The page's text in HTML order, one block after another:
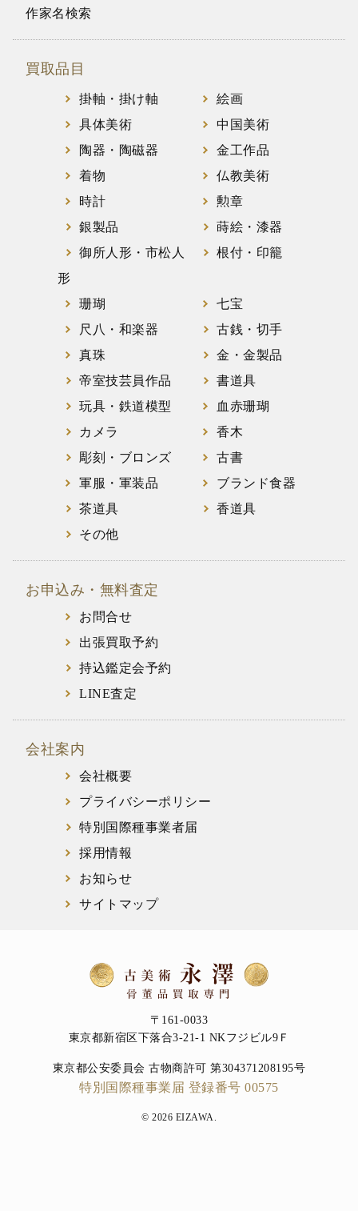
作家名検索
買取品目
掛軸・掛け軸
絵画
具体美術
中国美術
陶器・陶磁器
金工作品
着物
仏教美術
時計
勲章
銀製品
蒔絵・漆器
御所人形・市松人
形
根付・印籠
珊瑚
七宝
尺八・和楽器
古銭・切手
真珠
金・金製品
帝室技芸員作品
書道具
玩具・鉄道模型
血赤珊瑚
カメラ
香木
彫刻・ブロンズ
古書
軍服・軍装品
ブランド食器
茶道具
香道具
その他
お申込み・無料査定
お問合せ
出張買取予約
持込鑑定会予約
LINE査定
会社案内
会社概要
プライバシーポリシー
特別国際種事業者届
採用情報
お知らせ
サイトマップ
〒161-0033
東京都新宿区下落合3-21-1 NKフジビル9Ｆ
東京都公安委員会 古物商許可 第304371208195号
特別国際種事業届 登録番号 00575
© 2026 EIZAWA.